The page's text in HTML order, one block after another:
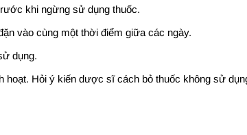
khi ngừng sử dụng thuốc.
vào cùng một thời điểm giữa các ngày.
dụng.
Hỏi ý kiến dược sĩ cách bỏ thuốc không sử